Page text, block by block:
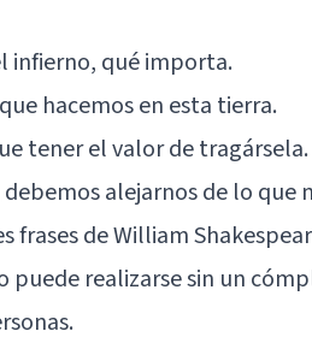
infierno, qué importa.
hacemos en esta tierra.
tener el valor de tragársela.
alejarnos de lo que
frases de William
puede realizarse sin un